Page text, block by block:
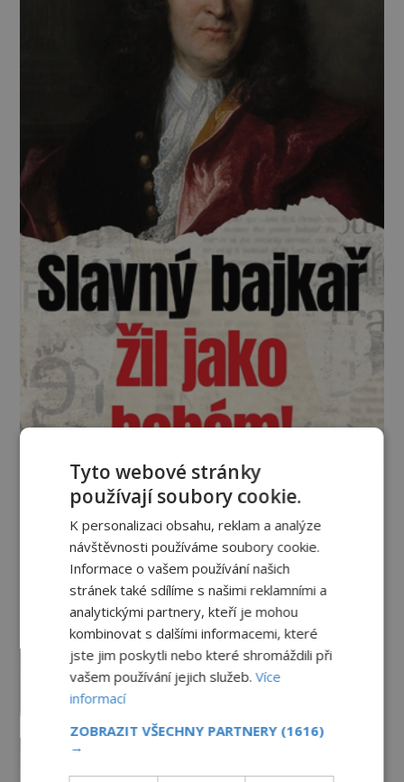
Vesmír a technologie
Co zachycují tajemné snímky
Marsu? Je na něm přeci jen voda?
PREMIUM 7.8.2026 2.5TIS
Podivné události roku 2023: Jsou
Američané v obležení UFO?
PREMIUM
Nad australským městem
Tyto webové stránky
používají soubory cookie.
K personalizaci obsahu, reklam a analýze
návštěvnosti používáme soubory cookie.
Informace o vašem používání našich
stránek také sdílíme s našimi reklamními a
analytickými partnery, kteří je mohou
kombinovat s dalšími informacemi, které
jste jim poskytli nebo které shromáždili při
vašem používání jejich služeb.Více
informací
ZOBRAZIT VŠECHNY PARTNERY (1616)
→